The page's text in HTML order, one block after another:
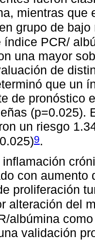
mientras que
grupo de bajo
índice PCR/
una mayor
de
que un
de pronóstico
(p=0.025).
un riesgo
9.
con aumento
proliferación
alteración del
albúmina
validación